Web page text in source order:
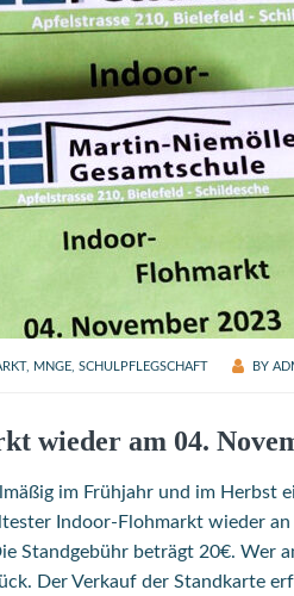
, MNGE SCHULPFLEGSCHAFT BY
wieder am 04.
im Frühjahr und im Herbst
Indoor-Flohmarkt wieder
Standgebühr beträgt 20€. Wer
Der Verkauf der Standkarte